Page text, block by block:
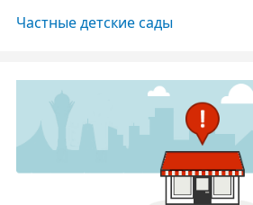
Частные детские сады